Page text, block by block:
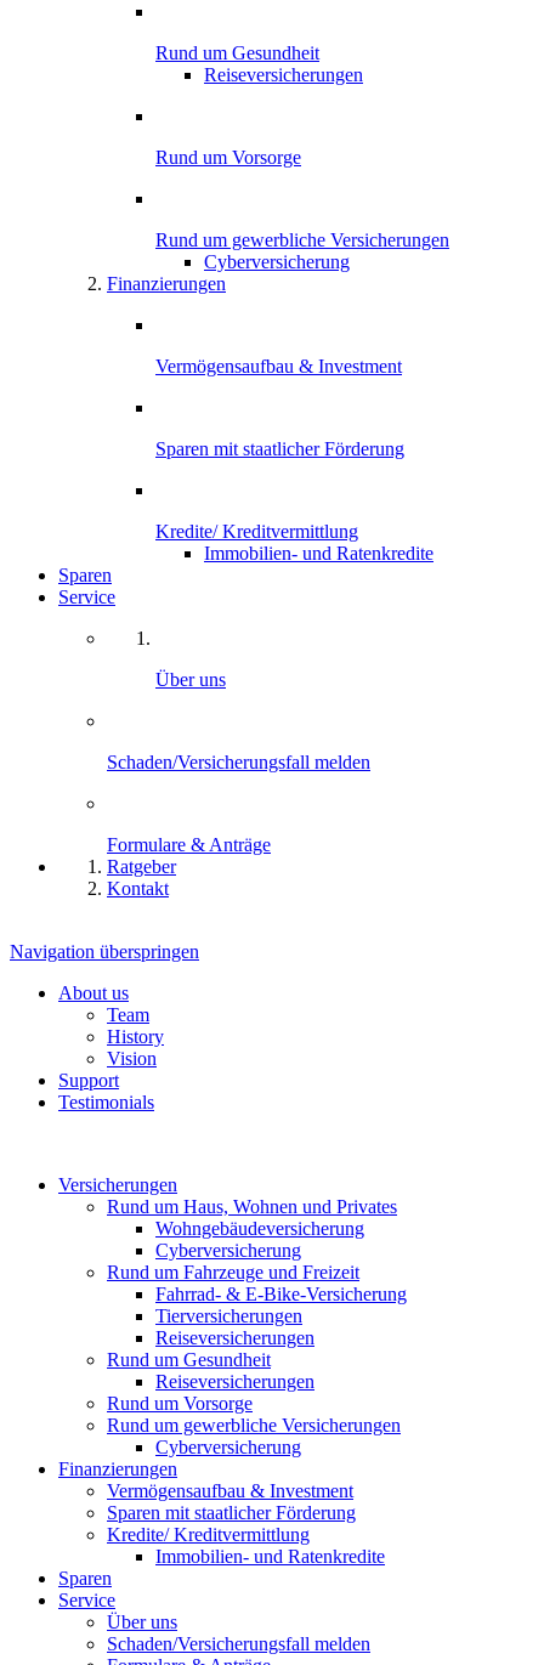
Rund um Gesundheit
Reiseversicherungen
Rund um Vorsorge
Rund um gewerbliche Versicherungen
Cyber­versicherung
Finanzierungen
Vermögensaufbau & Investment
Sparen mit staatlicher Förderung
Kredite/ Kreditvermittlung
Immobilien- und Ratenkredite
Sparen
Service
Über uns
Schaden/Versicherungsfall melden
Formulare & Anträge
Ratgeber
Kontakt
Navigation überspringen
About us
Team
History
Vision
Support
Testimonials
Versicherungen
Rund um Haus, Wohnen und Privates
Wohngebäude­versicherung
Cyber­versicherung
Rund um Fahrzeuge und Freizeit
Fahrrad- & E-Bike-Versicherung
Tierversicherungen
Reiseversicherungen
Rund um Gesundheit
Reiseversicherungen
Rund um Vorsorge
Rund um gewerbliche Versicherungen
Cyber­versicherung
Finanzierungen
Vermögensaufbau & Investment
Sparen mit staatlicher Förderung
Kredite/ Kreditvermittlung
Immobilien- und Ratenkredite
Sparen
Service
Über uns
Schaden/Versicherungsfall melden